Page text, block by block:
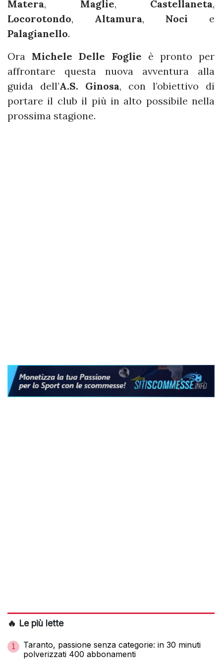
Matera, Maglie, Castellaneta,
Locorotondo, Altamura, Noci e
Palagianello.
Ora Michele Delle Foglie è pronto per
affrontare questa nuova avventura alla
guida dell’A.S. Ginosa, con l’obiettivo di
portare il club il più in alto possibile nella
prossima stagione.
🔥 Le più lette
1
Taranto, passione senza categorie: in 30 minuti
polverizzati 400 abbonamenti